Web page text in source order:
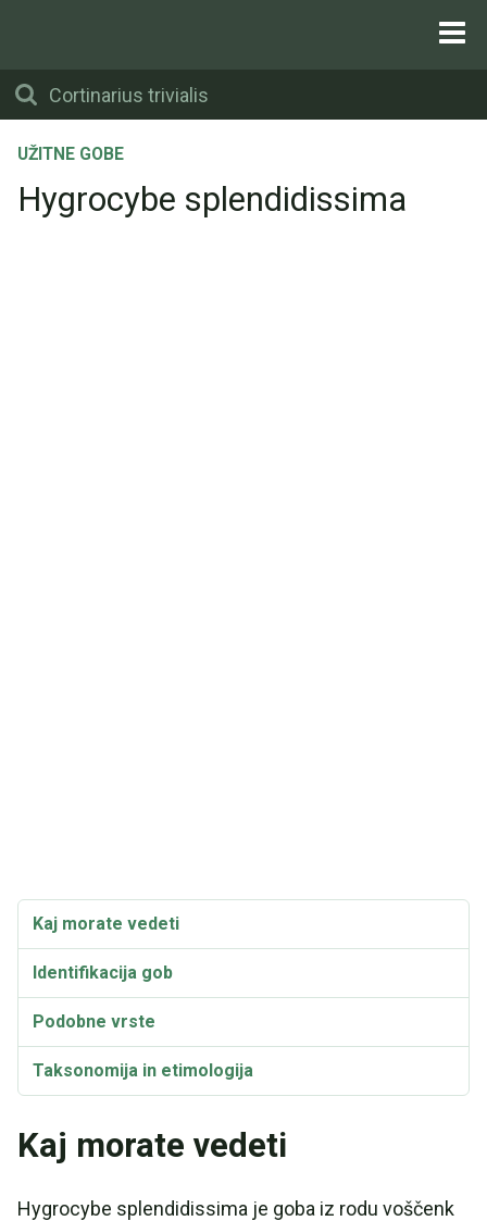
UŽITNE GOBE
Hygrocybe splendidissima
Kaj morate vedeti
Identifikacija gob
Podobne vrste
Taksonomija in etimologija
Kaj morate vedeti
Hygrocybe splendidissima je goba iz rodu voščenk